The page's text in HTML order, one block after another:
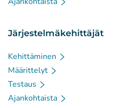
Järjestelmäkehittäjät
Kehittäminen
Määrittelyt
Testaus
Ajankohtaista